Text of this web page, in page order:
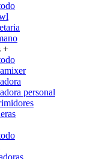
+
personal